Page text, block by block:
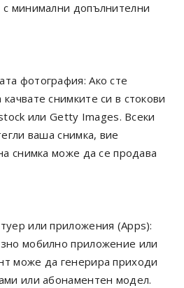
минимални допълнителни
фотография: Ако сте
снимките си в стокови
или Getty Images. Всеки
ваша снимка, вие
снимка може да се продава
или приложения (Apps):
мобилно приложение или
може да генерира приходи
или абонаментен модел.